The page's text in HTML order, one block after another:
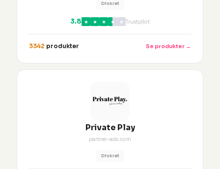
Diskret
3.8 ★ ★ ★ ★ ★ Trustpilot
3342 produkter Se produkter →
Private Play
partner-ads.com
Diskret